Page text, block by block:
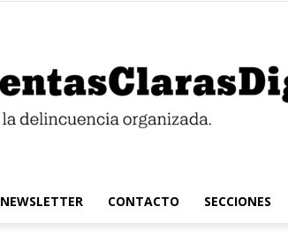
NEWSLETTER CONTACTO SECCIONES